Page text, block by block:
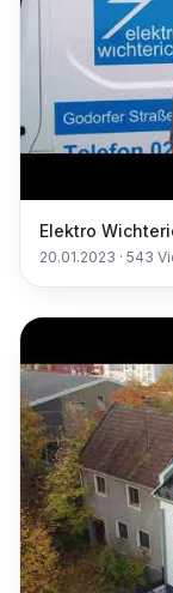
Elektro
20.01.2023 · 543